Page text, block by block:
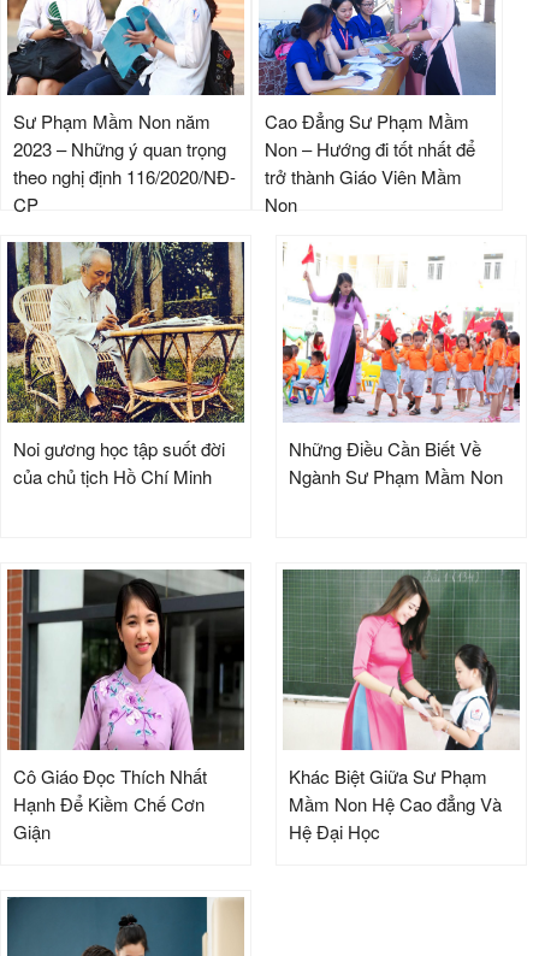
Sư Phạm Mầm Non năm
2023 – Những ý quan trọng
theo nghị định 116/2020/NĐ-
CP
Cao Đẳng Sư Phạm Mầm
Non – Hướng đi tốt nhất để
trở thành Giáo Viên Mầm
Non
Noi gương học tập suốt đời
của chủ tịch Hồ Chí Minh
Những Điều Cần Biết Về
Ngành Sư Phạm Mầm Non
Cô Giáo Đọc Thích Nhất
Hạnh Để Kiềm Chế Cơn
Giận
Khác Biệt Giữa Sư Phạm
Mầm Non Hệ Cao đẳng Và
Hệ Đại Học